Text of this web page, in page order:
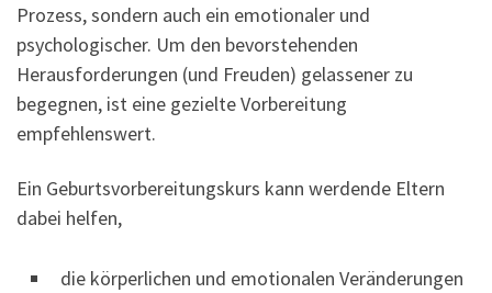
Prozess, sondern auch ein emotionaler und
psychologischer. Um den bevorstehenden
Herausforderungen (und Freuden) gelassener zu
begegnen, ist eine gezielte Vorbereitung
empfehlenswert.
Ein Geburtsvorbereitungskurs kann werdende Eltern
dabei helfen,
die körperlichen und emotionalen Veränderungen